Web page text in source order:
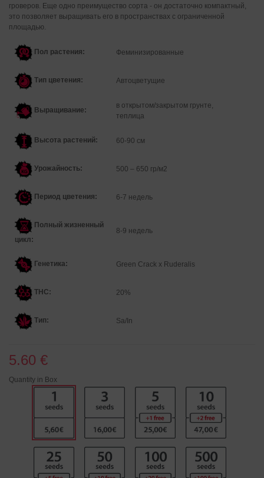
гроверов. Еще одно преимущество сорта - он достаточно компактный,
это позволяет выращивать его в пространствах с ограниченной
площадью.
Пол растения: Феминизированные
Тип цветения: Автоцветущие
Выращивание:
в открытом/закрытом грунте,
теплица
Высота растений: 60-90 см
Урожайность: 500 – 650 гр/м2
Период цветения: 6-7 недель
Полный жизненный
цикл:
8-9 недель
Генетика: Green Crack x Ruderalis
THC: 20%
Тип: Sa/In
5.60 €
Quantity in Box